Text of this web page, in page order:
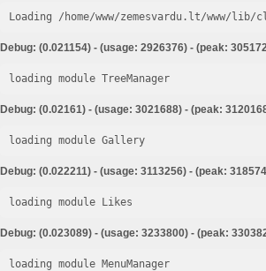
Loading /home/www/zemesvardu.lt/www/
Debug: (0.021154) - (usage: 2926376) - (peak:
loading module TreeManager
Debug: (0.02161) - (usage: 3021688) - (peak:
loading module Gallery
Debug: (0.022211) - (usage: 3113256) - (peak:
loading module Likes
Debug: (0.023089) - (usage: 3233800) - (peak:
loading module MenuManager